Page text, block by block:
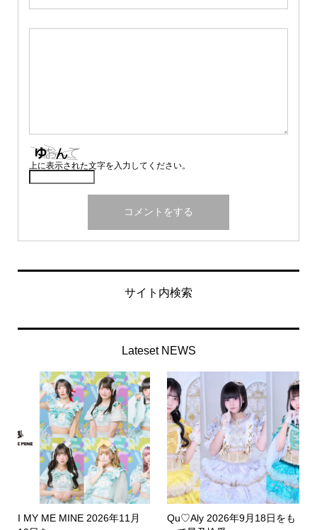
上に表示された文字を入力してください。
サイト内検索
Lateset NEWS
I MY ME MINE 2026年11月
Qu♡Aly 2026年9月18日をも